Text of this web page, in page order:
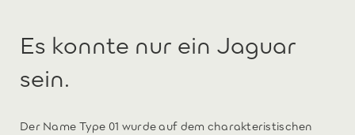
Es konnte nur ein Jaguar
sein.
Der Name Type 01 wurde auf dem charakteristischen